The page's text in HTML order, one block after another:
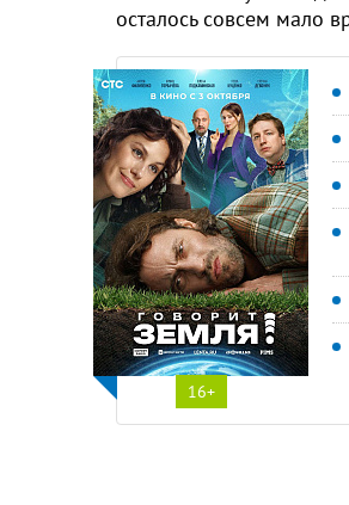
осталось совсем мало
16+